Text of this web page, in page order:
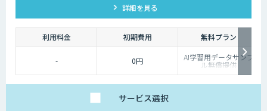
詳細を見る
利用料金 初期費用 無料プラン
- 0円 AI学習用データサンプ
ル無償提供
サービス選択